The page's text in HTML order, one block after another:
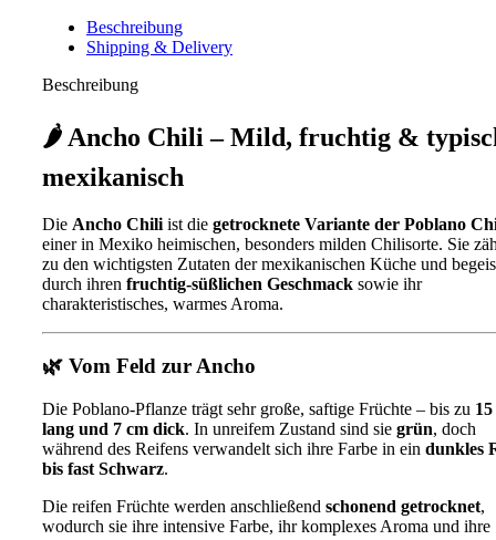
Beschreibung
Shipping & Delivery
Beschreibung
🌶️ Ancho Chili – Mild, fruchtig &
mexikanisch
Die Ancho Chili ist die getrocknete Variante der Poblano
einer in Mexiko heimischen, besonders milden Chilisorte. Sie
zu den wichtigsten Zutaten der mexikanischen Küche und
durch ihren fruchtig-süßlichen Geschmack sowie ihr
charakteristisches, warmes Aroma.
🌿 Vom Feld zur Ancho
Die Poblano-Pflanze trägt sehr große, saftige Früchte – bis zu
lang und 7 cm dick. In unreifem Zustand sind sie grün, doch
während des Reifens verwandelt sich ihre Farbe in ein dunkles
bis fast Schwarz.
Die reifen Früchte werden anschließend schonend getrocknet,
wodurch sie ihre intensive Farbe, ihr komplexes Aroma und ihre